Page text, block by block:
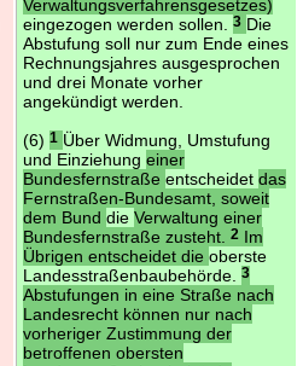
Verwaltungsverfahrensgesetzes)
eingezogen werden sollen.
3 Die
Abstufung soll nur zum Ende eines
Rechnungsjahres ausgesprochen
und drei Monate vorher
angekündigt werden.
(6) 1 Über Widmung, Umstufung
und Einziehung einer
Bundesfernstraße entscheidet das
Fernstraßen-Bundesamt, soweit
dem Bund die Verwaltung einer
Bundesfernstraße zusteht.
2Im
Übrigen entscheidet die oberste
Landesstraßenbaubehörde.
3
Abstufungen in eine Straße nach
Landesrecht können nur nach
vorheriger Zustimmung der
betroffenen obersten